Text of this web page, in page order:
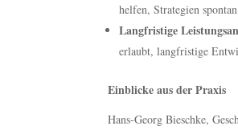
helfen, Strategien
Langfristige
erlaubt, langfristige
Einblicke aus der Praxis
Hans-Georg Bieschke,